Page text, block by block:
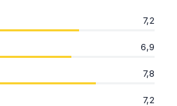
7,2
6,9
7,8
7,2